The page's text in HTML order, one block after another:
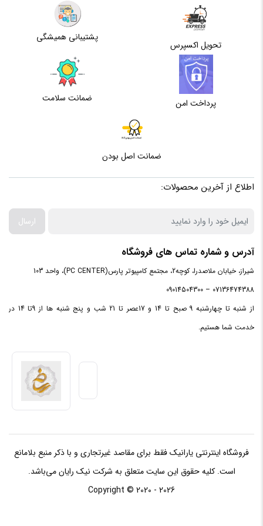
به هارد مانع از آسیب‌رسیدن به اطلاعات هارد می‌شود؛ همچنین
قدرت هارد HD720 در جذب و دفع ضربه آن‌قدر خوب بوده که
استاندارد نظامی MIL-STD-810G 516.6 هم به آن تعلق گرفته است.
تمام شکاف‌ها و درزهای بدنه‌ی هارد به طرزی پوشانده شده‌اند که
قطرات آب و ذرات گردوغبار نمی‌توانند به درون محصول نفوذ کنند.
می‌شود که می‌تواند با سرعت زیاد، اطلاعات شما را جابه‌جا کند. این
مکینتاش ۱۰٫۶ و بعد از آن، لینوکس کرنل ۲٫۶ و بعد از آن قابل کارکردن
این پورت را در کامپیوتر یا لپ‌تاپ‌تان داشته باشید؛ درغیراین‌صورت،
به‌کاررفته در HD720 توسط یک درپوش سیلیکونی پوشانده می‌شود تا
آب و خاک نتواند به درون هارد نفوذ کند. این هارداکسترنال در چهار
رنگ آبی، قرمز، مشکی و زرد تولید شده و در ظرفیت‌های یک، دو،
مشکی ارائه می‌شود و باقی ظرفیت‌ها در تمام رنگ‌ها عرضه شده‌اند.
تحویل اکسپرس
پشتیبانی همیشگی
پرداخت امن ضمانت سلامت
ضمانت اصل بودن
اطلاع از آخرین محصولات:
ارسال
آدرس و شماره تماس های فروشگاه
شیراز، خیابان ملاصدرا، کوچه2، مجتمع کامپیوتر پارس(PC CENTER)، واحد 103
07136474388 – 09014504300
از شنبه تا چهارشنبه 9 صبح تا 14 و 17عصر تا 21 شب و پنج شنبه ها از 9تا 14 در
خدمت شما هستیم.
فروشگاه اینترنتی یارانیک فقط برای مقاصد غیرتجاری و با ذکر منبع بلامانع
است. کلیه حقوق این سایت متعلق به شرکت نیک رایان می‌باشد.
Copyright © 2020 - 2026